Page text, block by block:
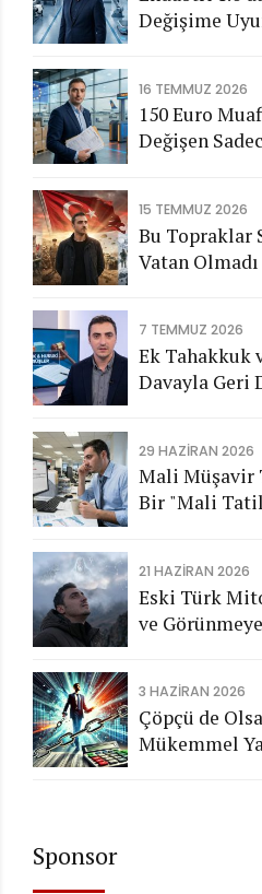
Değişime
16 TEMMUZ 2026
150 Euro
Değişen
15 TEMMUZ 2026
Bu Topraklar
Vatan Olmadı
7 TEMMUZ 2026
Ek Tahakkuk
Davayla Geri
29 HAZIRAN 2026
Mali Müşavir
Bir "Mali
21 HAZIRAN 2026
Eski Türk
ve
3 HAZIRAN 2026
Çöpçü de
Mükemmel
Sponsor